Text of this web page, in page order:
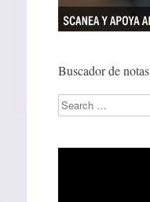
Buscador de notas
Search